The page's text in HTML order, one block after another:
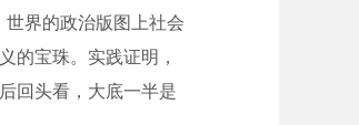
界的政治版图上社会
的宝珠。实践证明，
回头看，大底一半是